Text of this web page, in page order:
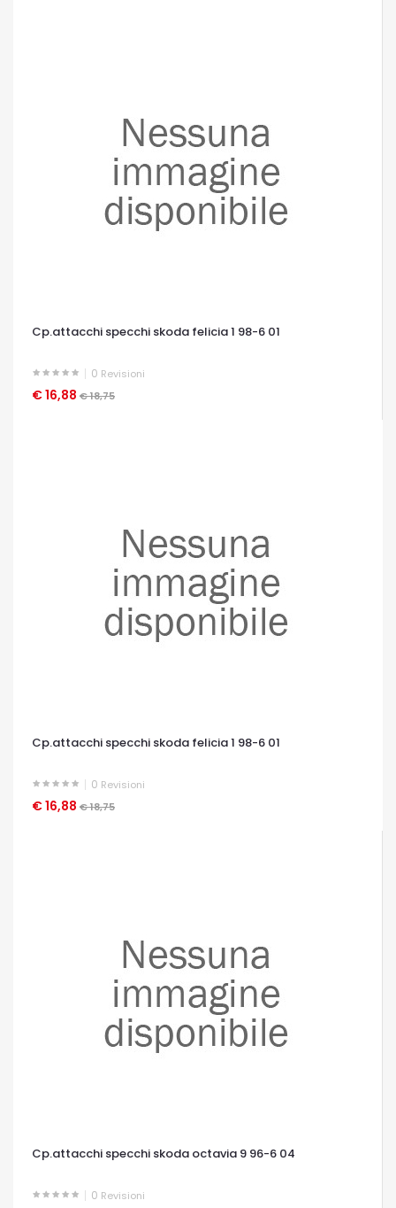
Cp.attacchi specchi skoda felicia 1 98-6 01
0 Revisioni
€ 16,88 € 18,75
OCCHIATA VELOCE
Cp.attacchi specchi skoda felicia 1 98-6 01
0 Revisioni
€ 16,88 € 18,75
OCCHIATA VELOCE
Cp.attacchi specchi skoda octavia 9 96-6 04
0 Revisioni